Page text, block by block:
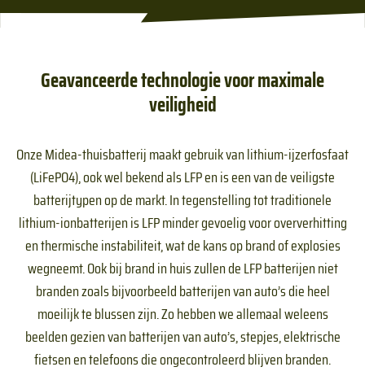
Geavanceerde technologie voor maximale
veiligheid
Onze Midea-thuisbatterij maakt gebruik van lithium-ijzerfosfaat
(LiFePO4), ook wel bekend als LFP en is een van de veiligste
batterijtypen op de markt. In tegenstelling tot traditionele
lithium-ionbatterijen is LFP minder gevoelig voor oververhitting
en thermische instabiliteit, wat de kans op brand of explosies
wegneemt. Ook bij brand in huis zullen de LFP batterijen niet
branden zoals bijvoorbeeld batterijen van auto’s die heel
moeilijk te blussen zijn. Zo hebben we allemaal weleens
beelden gezien van batterijen van auto’s, stepjes, elektrische
fietsen en telefoons die ongecontroleerd blijven branden.